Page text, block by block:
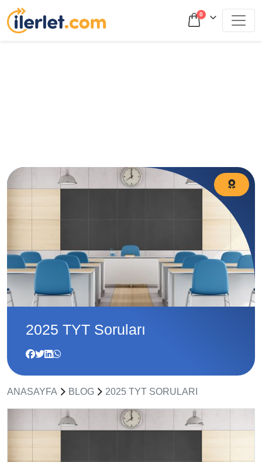
0
2025 TYT Soruları
ANASAYFA BLOG 2025 TYT SORULARI